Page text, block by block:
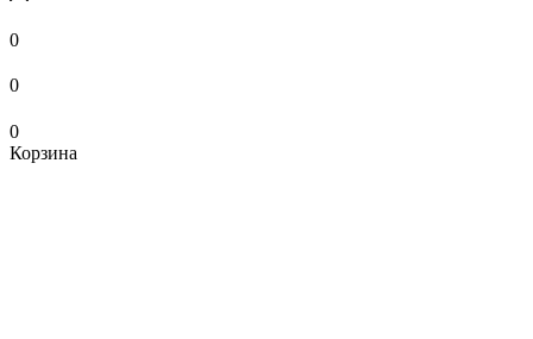
0
0
0
Корзина